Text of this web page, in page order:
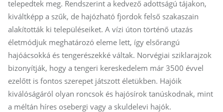
telepedtek meg. Rendszerint a kedvező adottságú tájakon,
kiváltképp a szűk, de hajózható fjordok felső szakaszain
alakították ki településeiket. A vízi úton történő utazás
életmódjuk meghatározó eleme lett, így elsőrangú
hajóácsokká és tengerészekké váltak. Norvégiai sziklarajzok
bizonyítják, hogy a tengeri kereskedelem már 3500 évvel
ezelőtt is fontos szerepet játszott életükben. Hajóik
kiválóságáról olyan roncsok és hajósírok tanúskodnak, mint
a méltán híres osebergi vagy a skuldelevi hajók.